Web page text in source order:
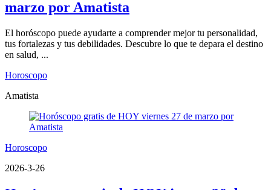
marzo por Amatista
El horóscopo puede ayudarte a comprender mejor tu personalidad,
tus fortalezas y tus debilidades. Descubre lo que te depara el destino
en salud, ...
Horoscopo
Amatista
Horoscopo
2026-3-26